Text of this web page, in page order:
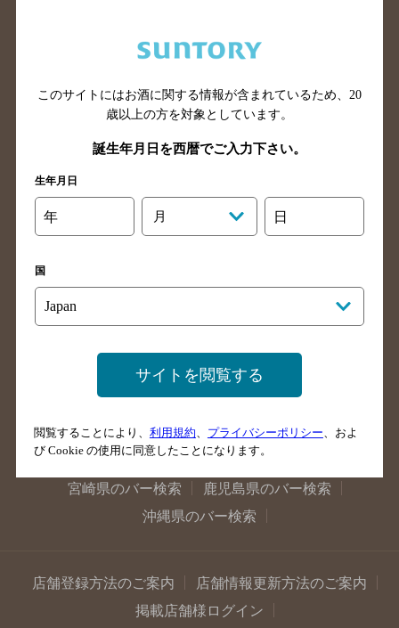
新潟県のバー検索
東京都のバー検索
埼玉県のバー検索
愛知県のバー検索
岐阜県のバー検索
富山県のバー検索
石川県のバー検索
大阪府のバー検索
京都府のバー検索
兵庫県のバー検索
奈良県のバー検索
山口県のバー検索
鳥取県のバー検索
島根県のバー検索
徳島県のバー検索
香川県のバー検索
愛媛県のバー検索
長崎県のバー検索
佐賀県のバー検索
大分県のバー検索
熊本県のバー検索
宮崎県のバー検索
鹿児島県のバー検索
沖縄県のバー検索
店舗登録方法のご案内
店舗情報更新方法のご案内
掲載店舗様ログイン
このサイトにはお酒に関する情報が含まれているため、 20
歳以上の方を対象としています。
誕生年月日を西暦でご入力下さい。
生年月日
年 月 日
国
サイトを閲覧する
閲覧することにより、 利用規約 プライバシーポリシー 、およ
び Cookie の使用に同意したことになります。